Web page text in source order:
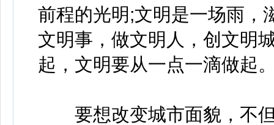
前程的光明;文明是一场雨，
文明事，做文明人，创文明
起，文明要从一点一滴做起
要想改变城市面貌，不但